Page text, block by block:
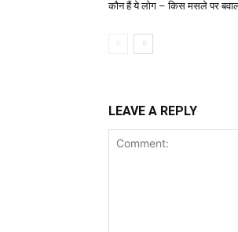
कौन हैं ये लोग – किस मसले पर
LEAVE A REPLY